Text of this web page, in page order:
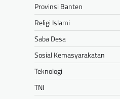
Provinsi Banten
Religi Islami
Saba Desa
Sosial Kemasyarakatan
Teknologi
TNI